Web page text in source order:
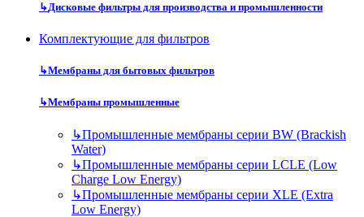
↳Дисковые фильтры для производства и промышленности
Комплектующие для фильтров
↳Мембраны для бытовых фильтров
↳Мембраны промышленные
↳Промышленные мембраны серии BW (Brackish
Water)
↳Промышленные мембраны серии LCLE (Low
Charge Low Energy)
↳Промышленные мембраны серии XLE (Extra
Low Energy)